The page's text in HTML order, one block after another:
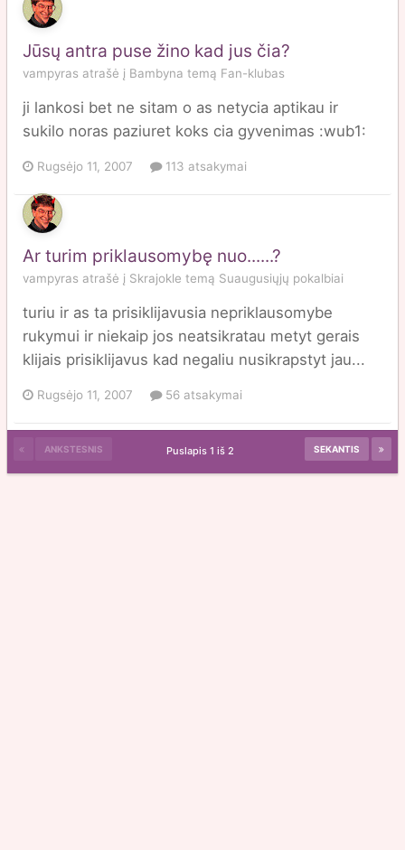
Jūsų antra puse žino kad jus čia?
vampyras atrašė į Bambyna temą Fan-klubas
ji lankosi bet ne sitam o as netycia aptikau ir
sukilo noras paziuret koks cia gyvenimas :wub1:
Rugsėjo 11, 2007 113 atsakymai
Ar turim priklausomybę nuo......?
vampyras atrašė į Skrajokle temą Suaugusiųjų pokalbiai
turiu ir as ta prisiklijavusia nepriklausomybe
rukymui ir niekaip jos neatsikratau metyt gerais
klijais prisiklijavus kad negaliu nusikrapstyt jau...
Rugsėjo 11, 2007 56 atsakymai
ANKSTESNIS SEKANTIS
Puslapis 1 iš 2